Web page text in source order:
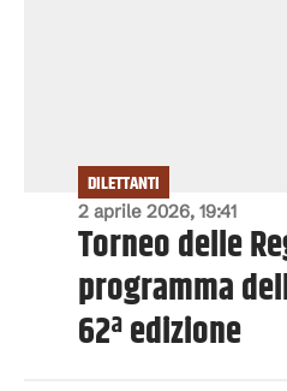
2 aprile 2026, 19:41
DILETTANTI
Torneo delle
programma
62ª edizione